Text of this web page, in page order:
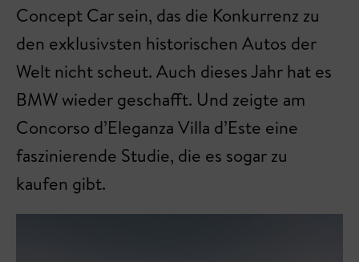
Concept Car sein, das die Konkurrenz zu
den exklusivsten historischen Autos der
Welt nicht scheut. Auch dieses Jahr hat es
BMW wieder geschafft. Und zeigte am
Concorso d’Eleganza Villa d’Este eine
faszinierende Studie, die es sogar zu
kaufen gibt.